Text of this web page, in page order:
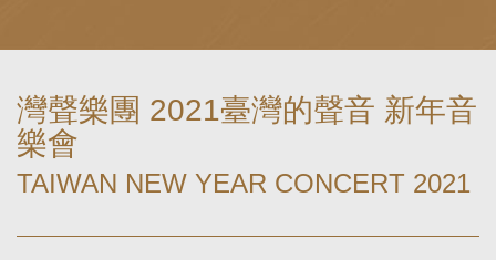
灣聲樂團 2021臺灣的聲音 新年音
樂會
TAIWAN NEW YEAR CONCERT 2021